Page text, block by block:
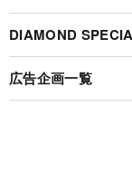
DIAMOND
広告企画一覧